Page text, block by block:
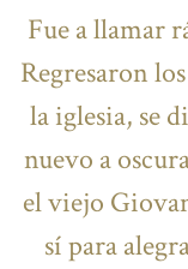
Fue a llamar
Regresaron
la iglesia, se
nuevo a
el viejo
sí para